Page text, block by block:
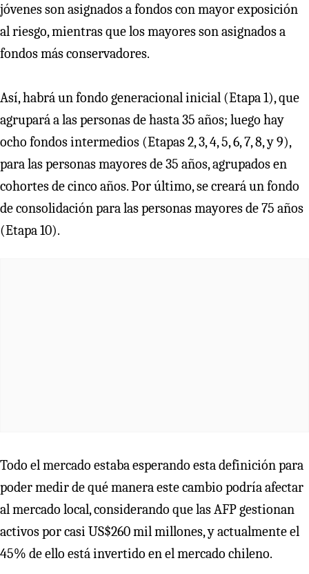
jóvenes son asignados a fondos con mayor exposición
al riesgo, mientras que los mayores son asignados a
fondos más conservadores.
Así, habrá un fondo generacional inicial (Etapa 1), que
agrupará a las personas de hasta 35 años; luego hay
ocho fondos intermedios (Etapas 2, 3, 4, 5, 6, 7, 8, y 9),
para las personas mayores de 35 años, agrupados en
cohortes de cinco años. Por último, se creará un fondo
de consolidación para las personas mayores de 75 años
(Etapa 10).
Todo el mercado estaba esperando esta definición para
poder medir de qué manera este cambio podría afectar
al mercado local, considerando que las AFP gestionan
activos por casi US$260 mil millones, y actualmente el
45% de ello está invertido en el mercado chileno.